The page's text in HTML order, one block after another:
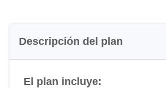
Descripción del plan
El plan incluye: